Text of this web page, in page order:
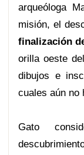
arqueóloga
misión, el
finalización
orilla oeste
dibujos e
cuales aún no
Gato